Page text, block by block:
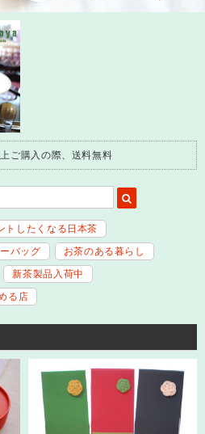
ご購入の際、送料無料
トしたくなる日本茶
バッグ
お茶のある暮らし
新茶製品入荷中
る店